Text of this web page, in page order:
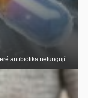
antibiotika nefungují